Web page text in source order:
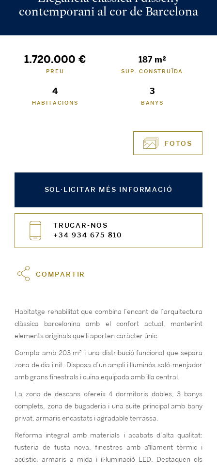
contemporani al cor de Barcelona
1.720.000 €
PREU
187 m²
SUP. CONSTRUÏDA
4
HABITACIONS
3
BANYS
FOTOS
SOL·LICITAR MÉS INFORMACIÓ
TRUCAR-NOS
+34 934 675 810
COMPARTIR
Habitatge rehabilitat que combina l’encant de l’arquitectura
clàssica barcelonina amb el confort actual, mantenint
elements originals que li aporten caràcter únic.
Compta amb 203 m² i una distribució funcional que separa
zona de dia i nit. Disposa d’un ampli i lluminós saló-menjador
amb grans finestrals i cuina equipada amb illa central.
La zona de descans ofereix 4 dormitoris dobles, 3 banys
complets, zona de bugaderia i una suite principal amb bany
privat, armaris encastats i agradable terrassa.
Reforma integral amb materials i acabats d’alta qualitat:
fusteria de fusta nova, finestres amb aïllament tèrmic i
acústic, armaris a mida i il·luminació LED. Destaquen els